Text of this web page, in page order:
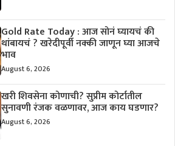
Gold Rate Today : आज सोनं घ्यायचं की
थांबायचं ? खरेदीपूर्वी नक्की जाणून घ्या आजचे
भाव
August 6, 2026
खरी शिवसेना कोणाची? सुप्रीम कोर्टातील
सुनावणी रंजक वळणावर, आज काय घडणार?
August 6, 2026